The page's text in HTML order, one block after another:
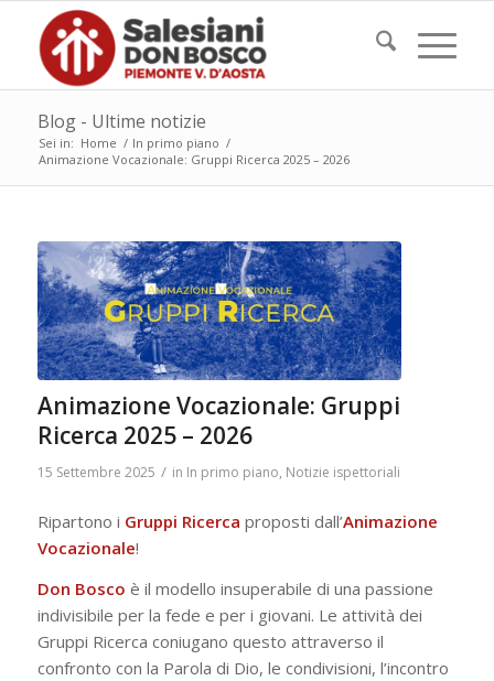
Blog - Ultime notizie
Sei in: Home / In primo piano /
Animazione Vocazionale: Gruppi Ricerca 2025 – 2026
Animazione Vocazionale: Gruppi
Ricerca 2025 – 2026
15 Settembre 2025 / in In primo piano, Notizie ispettoriali
Ripartono i Gruppi Ricerca proposti dall’Animazione
Vocazionale!
Don Bosco è il modello insuperabile di una passione
indivisibile per la fede e per i giovani. Le attività dei
Gruppi Ricerca coniugano questo attraverso il
confronto con la Parola di Dio, le condivisioni, l’incontro